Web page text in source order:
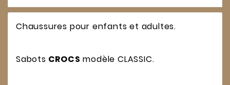
Chaussures pour enfants et adultes.
Sabots CROCS modèle CLASSIC.